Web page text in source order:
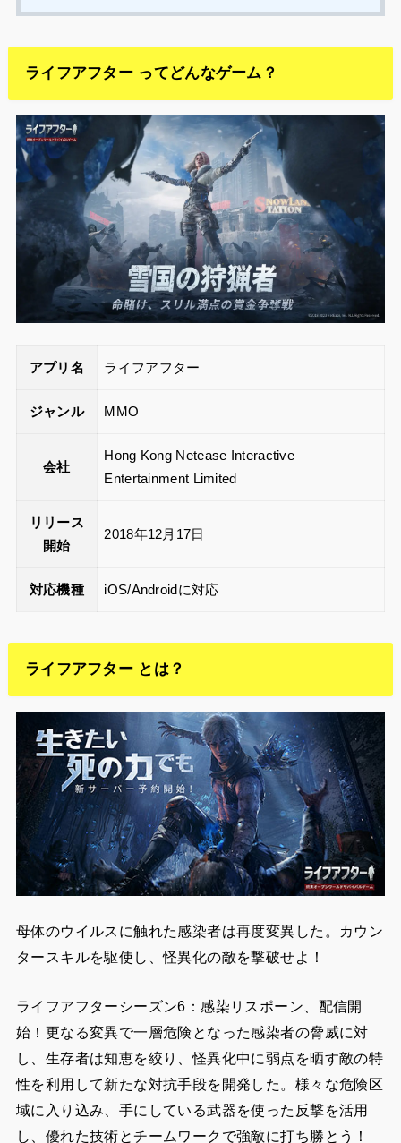
ライフアフター ってどんなゲーム？
アプリ名 ライフアフター
ジャンル MMO
会社
Hong Kong Netease Interactive
Entertainment Limited
リリース
開始
2018年12月17日
対応機種 iOS/Androidに対応
ライフアフター とは？
母体のウイルスに触れた感染者は再度変異した。カウン
タースキルを駆使し、怪異化の敵を撃破せよ！
ライフアフターシーズン6：感染リスポーン、配信開
始！更なる変異で一層危険となった感染者の脅威に対
し、生存者は知恵を絞り、怪異化中に弱点を晒す敵の特
性を利用して新たな対抗手段を開発した。様々な危険区
域に入り込み、手にしている武器を使った反撃を活用
し、優れた技術とチームワークで強敵に打ち勝とう！